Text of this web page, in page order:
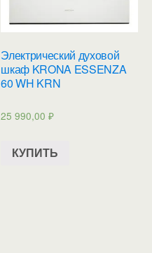
Электрический духовой
шкаф KRONA ESSENZA
60 WH KRN
25 990,00₽
КУПИТЬ